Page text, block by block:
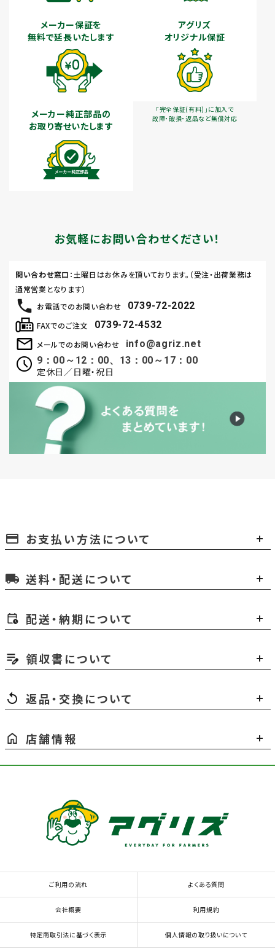
メーカー保証を
無料で延長いたします
アグリズ
オリジナル保証
「完全保証(有料)」に加入で
故障・破損・返品など無償対応
メーカー純正部品の
お取り寄せいたします
お気軽にお問い合わせください！
お電話でのお問い合わせ 0739-72-2022
メールでのお問い合わせ
info@agriz.net
9：00～12：00、13：00～17：00
定休日／日曜・祝日
FAXでのご注文 0739-72-4532
問い合わせ窓口 ：土曜日はお休みを頂いております。（受注・出荷業務は
通常営業となります）
payment お支払い方法について
local_shipping 送料・配送について
配送・納期について
領収書について
返品・交換について
店舗情報
ご利用の流れ よくある質問
会社概要 利用規約
特定商取引法に基づく表示 個人情報の取り扱いについて